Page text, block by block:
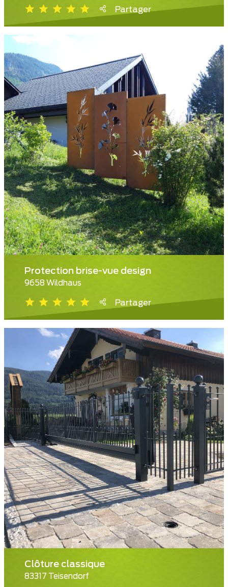
Partager
Protection brise-vue design
9658 Wildhaus
Partager
Clôture classique
83317 Teisendorf